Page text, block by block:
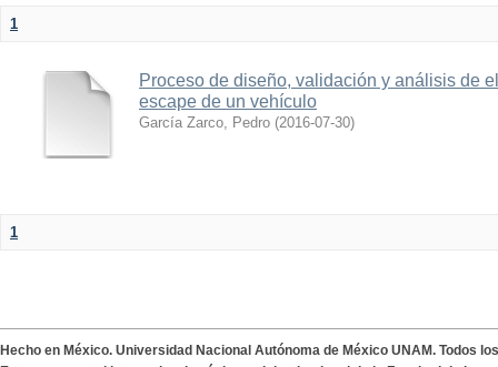
1
Proceso de diseño, validación y análisis de
escape de un vehículo
García Zarco, Pedro (2016-07-30)
1
Hecho en México. Universidad Nacional Autónoma de México UNAM. Todos